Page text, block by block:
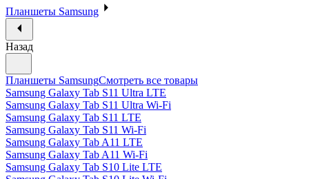
Планшеты Samsung
Назад
Планшеты SamsungСмотреть все товары
Samsung Galaxy Tab S11 Ultra LTE
Samsung Galaxy Tab S11 Ultra Wi-Fi
Samsung Galaxy Tab S11 LTE
Samsung Galaxy Tab S11 Wi-Fi
Samsung Galaxy Tab A11 LTE
Samsung Galaxy Tab A11 Wi-Fi
Samsung Galaxy Tab S10 Lite LTE